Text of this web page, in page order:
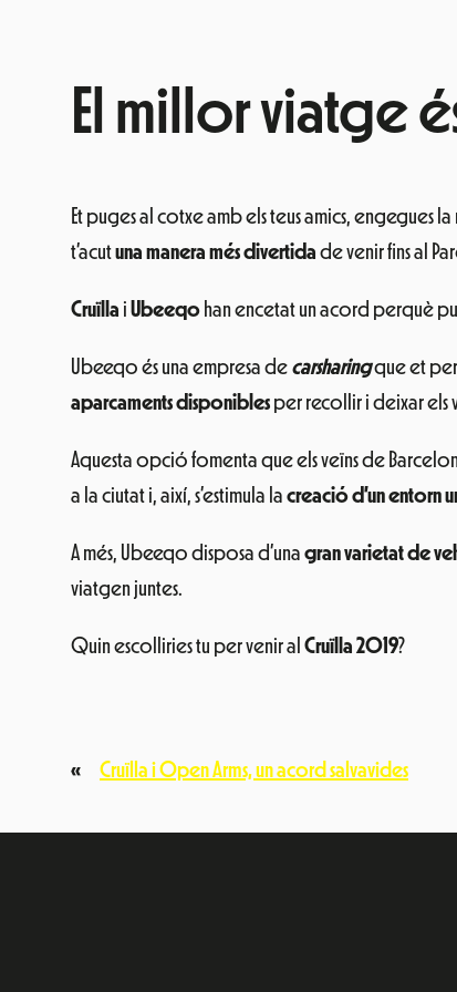
El millor viatge
Et puges al cotxe amb els teus amics, engegues
t’acutuna manera més divertida de venir fins al
Cruïlla i Ubeeqo han encetat un acord perquè
Ubeeqo és una empresa de carsharingque et
aparcaments disponibles per recollir i deixar els
Aquesta opció fomenta que els veïns de
a la ciutat i, així, s’estimula la creació d’un entorn
A més, Ubeeqo disposa d’una gran varietat de
viatgen juntes.
Quin escolliries tu per venir al Cruïlla 2019?
« Cruïlla i Open Arms, un acord salvavides